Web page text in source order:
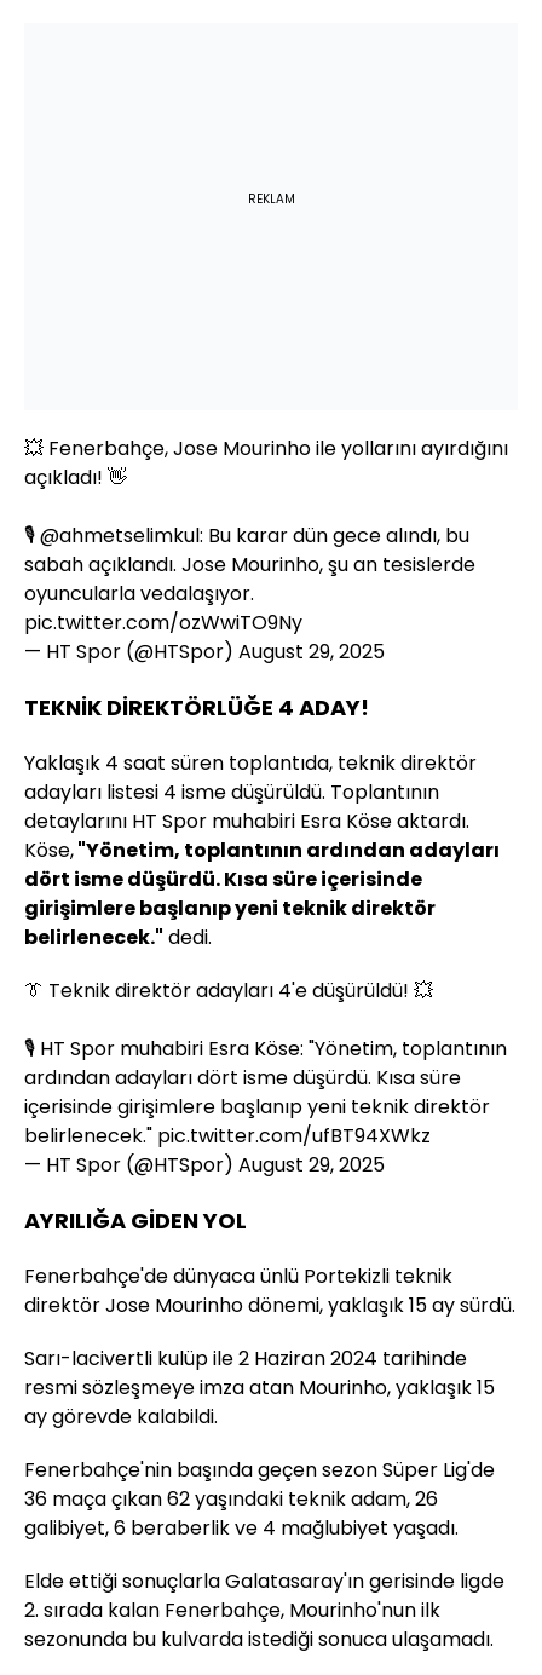
REKLAM
💥 Fenerbahçe, Jose Mourinho ile yollarını ayırdığını
açıkladı! 👋
🎙️@ahmetselimkul: Bu karar dün gece alındı, bu
sabah açıklandı. Jose Mourinho, şu an tesislerde
oyuncularla vedalaşıyor.
pic.twitter.com/ozWwiTO9Ny
— HT Spor (@HTSpor) August 29, 2025
TEKNİK DİREKTÖRLÜĞE 4 ADAY!
Yaklaşık 4 saat süren toplantıda, teknik direktör
adayları listesi 4 isme düşürüldü. Toplantının
detaylarını HT Spor muhabiri Esra Köse aktardı.
Köse,"Yönetim, toplantının ardından adayları
dört isme düşürdü. Kısa süre içerisinde
girişimlere başlanıp yeni teknik direktör
belirlenecek." dedi.
👔 Teknik direktör adayları 4'e düşürüldü! 💥
🎙️ HT Spor muhabiri Esra Köse: "Yönetim, toplantının
ardından adayları dört isme düşürdü. Kısa süre
içerisinde girişimlere başlanıp yeni teknik direktör
belirlenecek." pic.twitter.com/ufBT94XWkz
— HT Spor (@HTSpor) August 29, 2025
AYRILIĞA GİDEN YOL
Fenerbahçe'de dünyaca ünlü Portekizli teknik
direktör Jose Mourinho dönemi, yaklaşık 15 ay sürdü.
Sarı-lacivertli kulüp ile 2 Haziran 2024 tarihinde
resmi sözleşmeye imza atan Mourinho, yaklaşık 15
ay görevde kalabildi.
Fenerbahçe'nin başında geçen sezon Süper Lig'de
36 maça çıkan 62 yaşındaki teknik adam, 26
galibiyet, 6 beraberlik ve 4 mağlubiyet yaşadı.
Elde ettiği sonuçlarla Galatasaray'ın gerisinde ligde
2. sırada kalan Fenerbahçe, Mourinho'nun ilk
sezonunda bu kulvarda istediği sonuca ulaşamadı.